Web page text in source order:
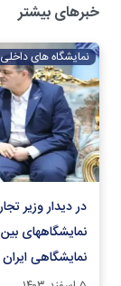
خبرهای بیشتر
نمایشگاه های داخلی
در دیدار وزیر
نمایشگاهی